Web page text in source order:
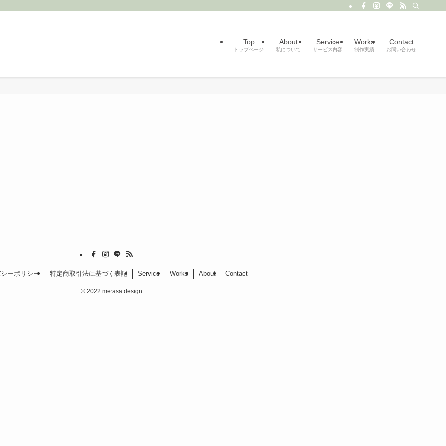
Top
トップページ
About
私について
Service
サービス内容
Works
制作実績
Contact
お問い合わせ
ーポリシー 特定商取引法に基づく表記 Service Works About Contact
© 2022 merasa design